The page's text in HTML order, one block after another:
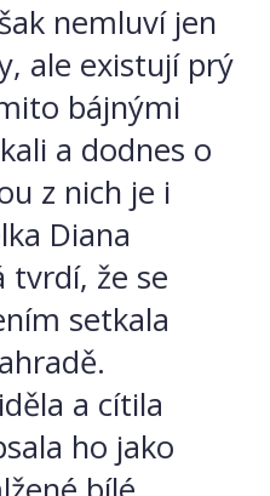
nemluví jen
ale existují prý
bájnými
a dodnes o
z nich je i
Diana
tvrdí, že se
setkala
a cítila
ho jako